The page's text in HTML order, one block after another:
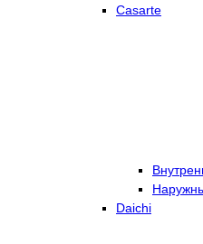
Casarte
Daichi